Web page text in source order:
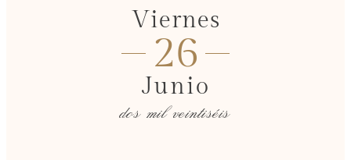
Viernes
26
Junio
dos mil veintiséis